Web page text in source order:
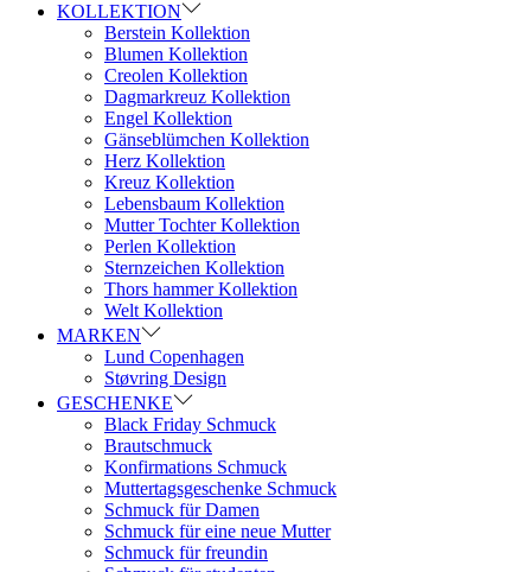
KOLLEKTION
Berstein Kollektion
Blumen Kollektion
Creolen Kollektion
Dagmarkreuz Kollektion
Engel Kollektion
Gänseblümchen Kollektion
Herz Kollektion
Kreuz Kollektion
Lebensbaum Kollektion
Mutter Tochter Kollektion
Perlen Kollektion
Sternzeichen Kollektion
Thors hammer Kollektion
Welt Kollektion
MARKEN
Lund Copenhagen
Støvring Design
GESCHENKE
Black Friday Schmuck
Brautschmuck
Konfirmations Schmuck
Muttertagsgeschenke Schmuck
Schmuck für Damen
Schmuck für eine neue Mutter
Schmuck für freundin